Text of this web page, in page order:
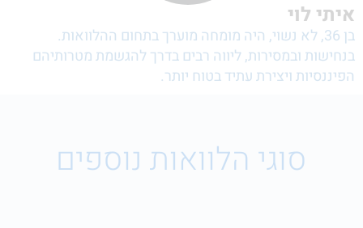
36, לא נשוי, היה מומחה מוערך בתחום ההלוואות.
ובמסירות, ליווה רבים בדרך להגשמת מטרותיהם
ויצירת עתיד בטוח יותר.
סוגי הלוואות נוספים